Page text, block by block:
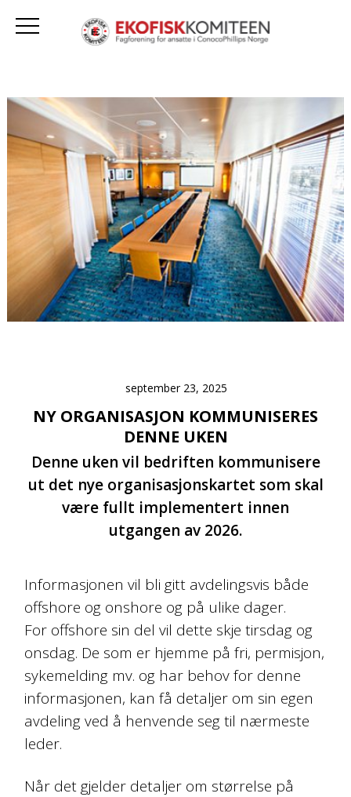
september 23, 2025
NY ORGANISASJON KOMMUNISERES
DENNE UKEN
Denne uken vil bedriften kommunisere
ut det nye organisasjonskartet som skal
være fullt implementert innen
utgangen av 2026.
Informasjonen vil bli gitt avdelingsvis både
offshore og onshore og på ulike dager.
For offshore sin del vil dette skje tirsdag og
onsdag. De som er hjemme på fri, permisjon,
sykemelding mv. og har behov for denne
informasjonen, kan få detaljer om sin egen
avdeling ved å henvende seg til nærmeste
leder.
Når det gjelder detaljer om størrelse på